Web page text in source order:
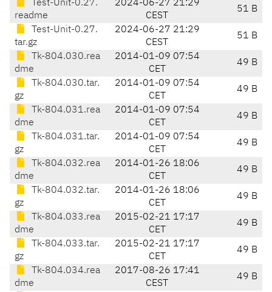
Test-Unit-0.27.
readme
2024-06-27 21:29
CEST
51 B
Test-Unit-0.27.
tar.gz
2024-06-27 21:29
CEST
51 B
Tk-804.030.rea
dme
2014-01-09 07:54
CET
49 B
Tk-804.030.tar.
gz
2014-01-09 07:54
CET
49 B
Tk-804.031.rea
dme
2014-01-09 07:54
CET
49 B
Tk-804.031.tar.
gz
2014-01-09 07:54
CET
49 B
Tk-804.032.rea
dme
2014-01-26 18:06
CET
49 B
Tk-804.032.tar.
gz
2014-01-26 18:06
CET
49 B
Tk-804.033.rea
dme
2015-02-21 17:17
CET
49 B
Tk-804.033.tar.
gz
2015-02-21 17:17
CET
49 B
Tk-804.034.rea
dme
2017-08-26 17:41
CEST
49 B